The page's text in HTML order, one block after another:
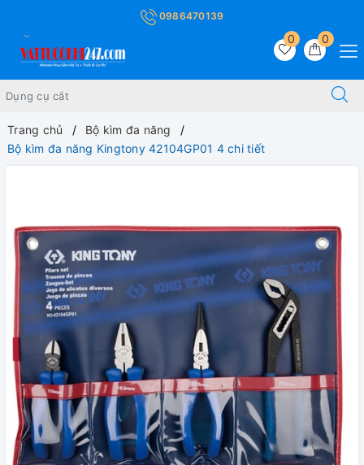
0986470139
0
0
Trang chủ
Bộ kìm đa năng
Bộ kìm đa năng Kingtony 42104GP01 4 chi tiết